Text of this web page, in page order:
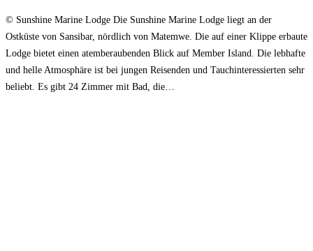
© Sunshine Marine Lodge Die Sunshine Marine Lodge liegt an der
Ostküste von Sansibar, nördlich von Matemwe. Die auf einer Klippe erbaute
Lodge bietet einen atemberaubenden Blick auf Member Island. Die lebhafte
und helle Atmosphäre ist bei jungen Reisenden und Tauchinteressierten sehr
beliebt. Es gibt 24 Zimmer mit Bad, die…